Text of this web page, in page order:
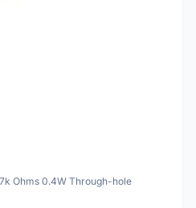
Ohms 0.4W Through-hole